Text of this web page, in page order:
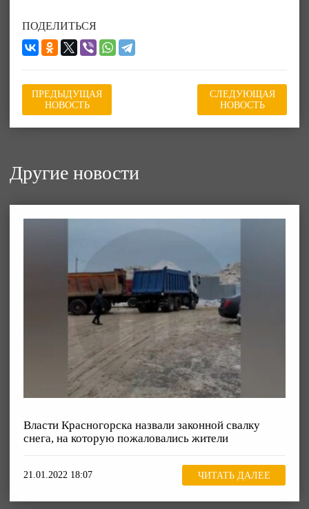
ПОДЕЛИТЬСЯ
ПРЕДЫДУЩАЯ
НОВОСТЬ
СЛЕДУЮЩАЯ
НОВОСТЬ
Другие новости
Власти Красногорска назвали законной свалку
снега, на которую пожаловались жители
21.01.2022 18:07 ЧИТАТЬ ДАЛЕЕ